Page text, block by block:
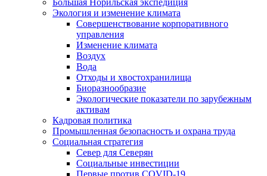
Экология и изменение климата
Совершенствование корпоративного
управления
Изменение климата
Воздух
Вода
Отходы и хвостохранилища
Биоразнообразие
Экологические показатели по зарубежным
активам
Кадровая политика
Промышленная безопасность и охрана труда
Социальная стратегия
Север для Северян
Социальные инвестиции
Первые против COVID‑19